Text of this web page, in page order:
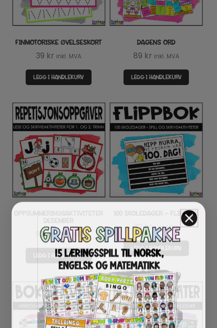
FINMOTORISKE ØVELSESKORT
39 kr inkl. MVA
LEGG I HANDLEKURV
DAGENS ORD
89 kr inkl. MVA
LEGG I HANDLEKURV
89kr inkl. MVA
LEGG I HANDLEKURV
100 SKOLEDAGER – FLIPPBOK
39kr inkl. MVA
LEGG I HANDLEKURV